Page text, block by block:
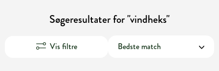
Søgeresultater for "vindheks"
Vis filtre